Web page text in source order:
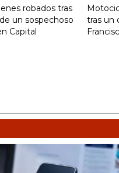
robados tras
un sospechoso
Capital
tras un